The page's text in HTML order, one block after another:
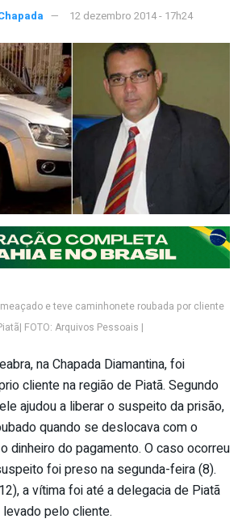
12 dezembro 2014 - 17h24
e teve caminhonete roubada por cliente
FOTO: Arquivos Pessoais |
na Chapada Diamantina, foi
cliente na região de Piatã. Segundo
ajudou a liberar o suspeito da prisão,
quando se deslocava com o
dinheiro do pagamento. O caso ocorreu
foi preso na segunda-feira (8).
a vítima foi até a delegacia de Piatã
pelo cliente.